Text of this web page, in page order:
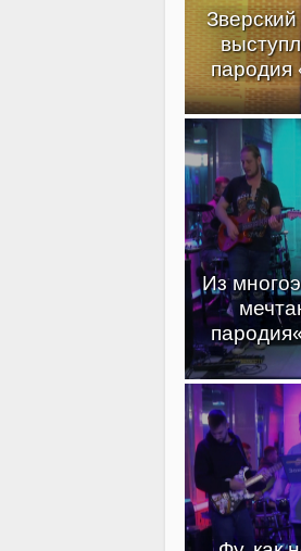
пародия
Из